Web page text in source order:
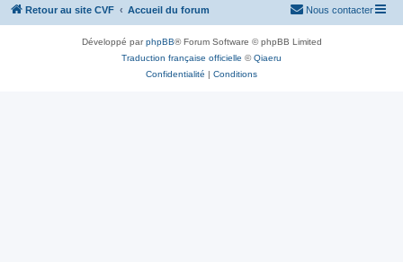
Retour au site CVF Accueil du forum Nous contacter
Développé parphpBB® Forum Software © phpBB Limited
Traduction française officielle ©Qiaeru
Confidentialité | Conditions